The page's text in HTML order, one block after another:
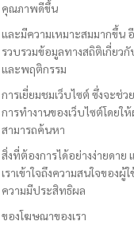
คุณภาพดีขึ้น
และมีความเหมาะสมมากขึ้น
รวบรวมข้อมูลทางสถิติเกี่ยวกั
และพฤติกรรม
การเยี่ยมชมเว็บไซต์ ซึ่งจะช่
การทำงานของเว็บไซต์โดยใ
สามารถค้นหา
สิ่งที่ต้องการได้อย่างง่ายดาย
เราเข้าใจถึงความสนใจของผู้
ความมีประสิทธิผล
ของโฆษณาของเรา